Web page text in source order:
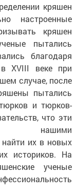
кряшен
настроенные
кряшен
пытались
благодаря
XVIII веке при
случае, после
пытались
и тюрков-
что эти
нашими
их в новых
историков. На
ученые